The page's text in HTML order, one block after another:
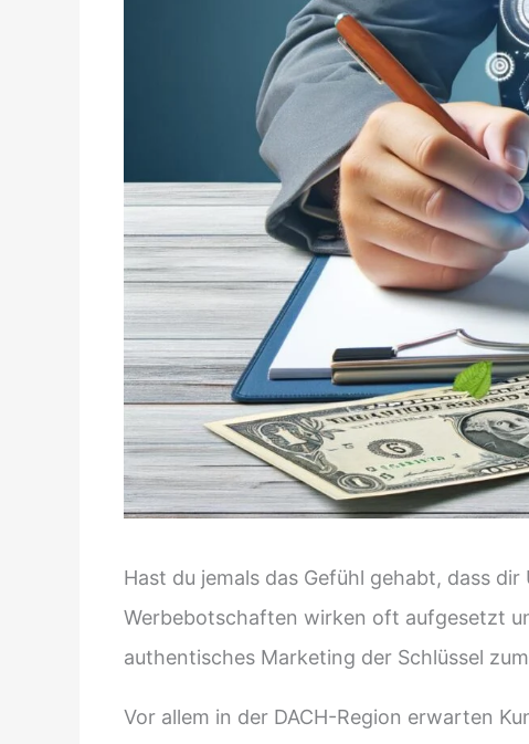
Hast du jemals das Gefühl gehabt, dass
Werbebotschaften wirken oft aufgesetzt
authentisches Marketing der Schlüssel
Vor allem in der DACH-Region erwarten